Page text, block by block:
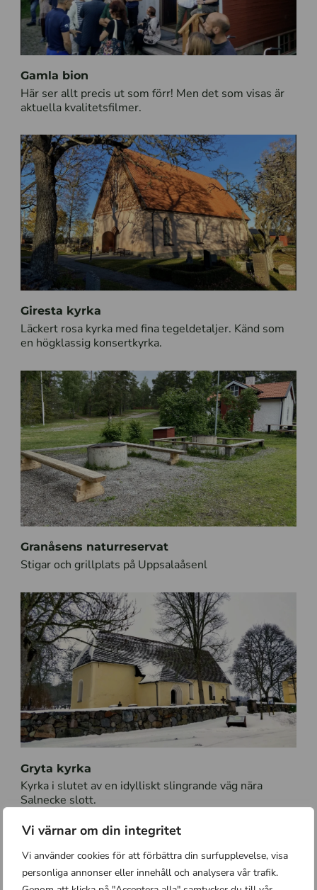
Vi värnar om din integritet
Vi använder cookies för att förbättra din surfupplevelse, visa
personliga annonser eller innehåll och analysera vår trafik.
Gamla bion
Här ser allt precis ut som förr! Men det som visas är
aktuella kvalitetsfilmer.
Giresta kyrka
Läckert rosa kyrka med fina tegeldetaljer. Känd som
en högklassig konsertkyrka.
Granåsens naturreservat
Stigar och grillplats på Uppsalaåsenl
Gryta kyrka
Kyrka i slutet av en idylliskt slingrande väg nära
Salnecke slott.